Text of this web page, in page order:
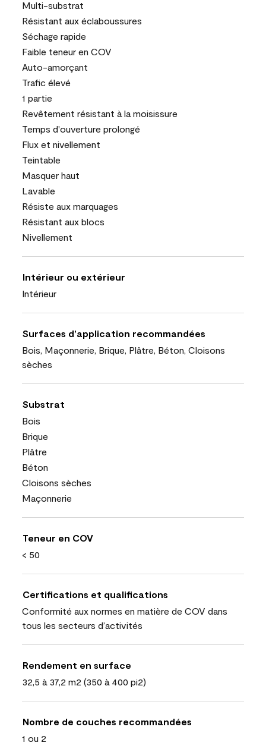
Multi-substrat
Résistant aux éclaboussures
Séchage rapide
Faible teneur en COV
Auto-amorçant
Trafic élevé
1 partie
Revêtement résistant à la moisissure
Temps d'ouverture prolongé
Flux et nivellement
Teintable
Masquer haut
Lavable
Résiste aux marquages
Résistant aux blocs
Nivellement
Intérieur ou extérieur
Intérieur
Surfaces d’application recommandées
Bois, Maçonnerie, Brique, Plâtre, Béton, Cloisons
sèches
Substrat
Bois
Brique
Plâtre
Béton
Cloisons sèches
Maçonnerie
Teneur en COV
< 50
Certifications et qualifications
Conformité aux normes en matière de COV dans
tous les secteurs d’activités
Rendement en surface
32,5 à 37,2 m2 (350 à 400 pi2)
Nombre de couches recommandées
1 ou 2